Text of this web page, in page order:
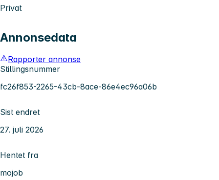
Privat
Annonsedata
Rapporter annonse
Stillingsnummer
fc26f853-2265-43cb-8ace-86e4ec96a06b
Sist endret
27. juli 2026
Hentet fra
mojob